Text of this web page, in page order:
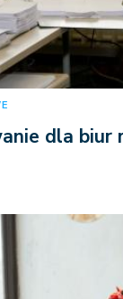
dla biur